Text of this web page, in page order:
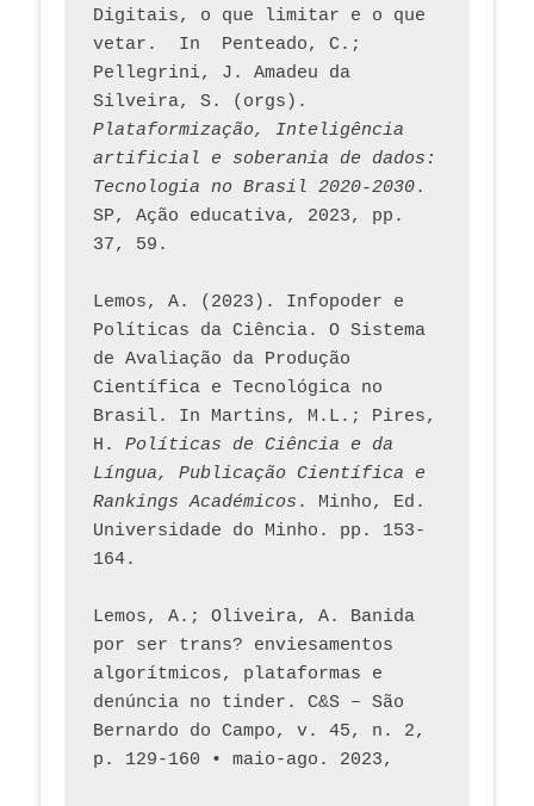
Digitais, o que limitar e o que
vetar.  In  Penteado, C.;
Pellegrini, J. Amadeu da
Plataformização, Inteligência
artificial e soberania de dados:
Tecnologia no Brasil 2020-2030.
SP, Ação educativa, 2023, pp.
37, 59.
Lemos, A. (2023). Infopoder e
Políticas da Ciência. O Sistema
de Avaliação da Produção
Científica e Tecnológica no
Brasil. In Martins, M.L.; Pires,
H. Políticas de Ciência e da
Língua, Publicação Científica e
Rankings Académicos . Minho, Ed.
Universidade do Minho. pp. 153-
164.
Lemos, A.; Oliveira, A. Banida
por ser trans? enviesamentos
algorítmicos, plataformas e
denúncia no tinder. C&S – São
Bernardo do Campo, v. 45, n. 2,
p. 129-160 • maio-ago. 2023,